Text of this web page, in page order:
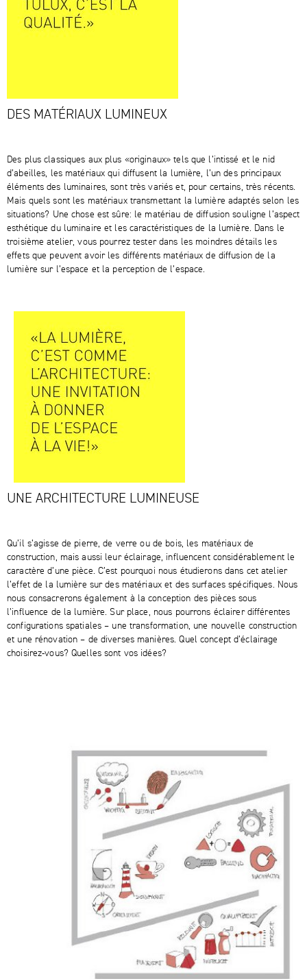
DES MATÉRIAUX LUMINEUX
Des plus classiques aux plus «originaux» tels que l’intissé et le nid
d’abeilles, les matériaux qui diffusent la lumière, l’un des principaux
éléments des luminaires, sont très variés et, pour certains, très récents.
Mais quels sont les matériaux transmettant la lumière adaptés selon les
situations? Une chose est sûre: le matériau de diffusion souligne l’aspect
esthétique du luminaire et les caractéristiques de la lumière. Dans le
troisième atelier, vous pourrez tester dans les moindres détails les
effets que peuvent avoir les différents matériaux de diffusion de la
lumière sur l’espace et la perception de l’espace.
UNE ARCHITECTURE LUMINEUSE
Qu’il s’agisse de pierre, de verre ou de bois, les matériaux de
construction, mais aussi leur éclairage, influencent considérablement le
caractère d’une pièce. C’est pourquoi nous étudierons dans cet atelier
l’effet de la lumière sur des matériaux et des surfaces spécifiques. Nous
nous consacrerons également à la conception des pièces sous
l’influence de la lumière. Sur place, nous pourrons éclairer différentes
configurations spatiales – une transformation, une nouvelle construction
et une rénovation – de diverses manières. Quel concept d’éclairage
choisirez-vous? Quelles sont vos idées?